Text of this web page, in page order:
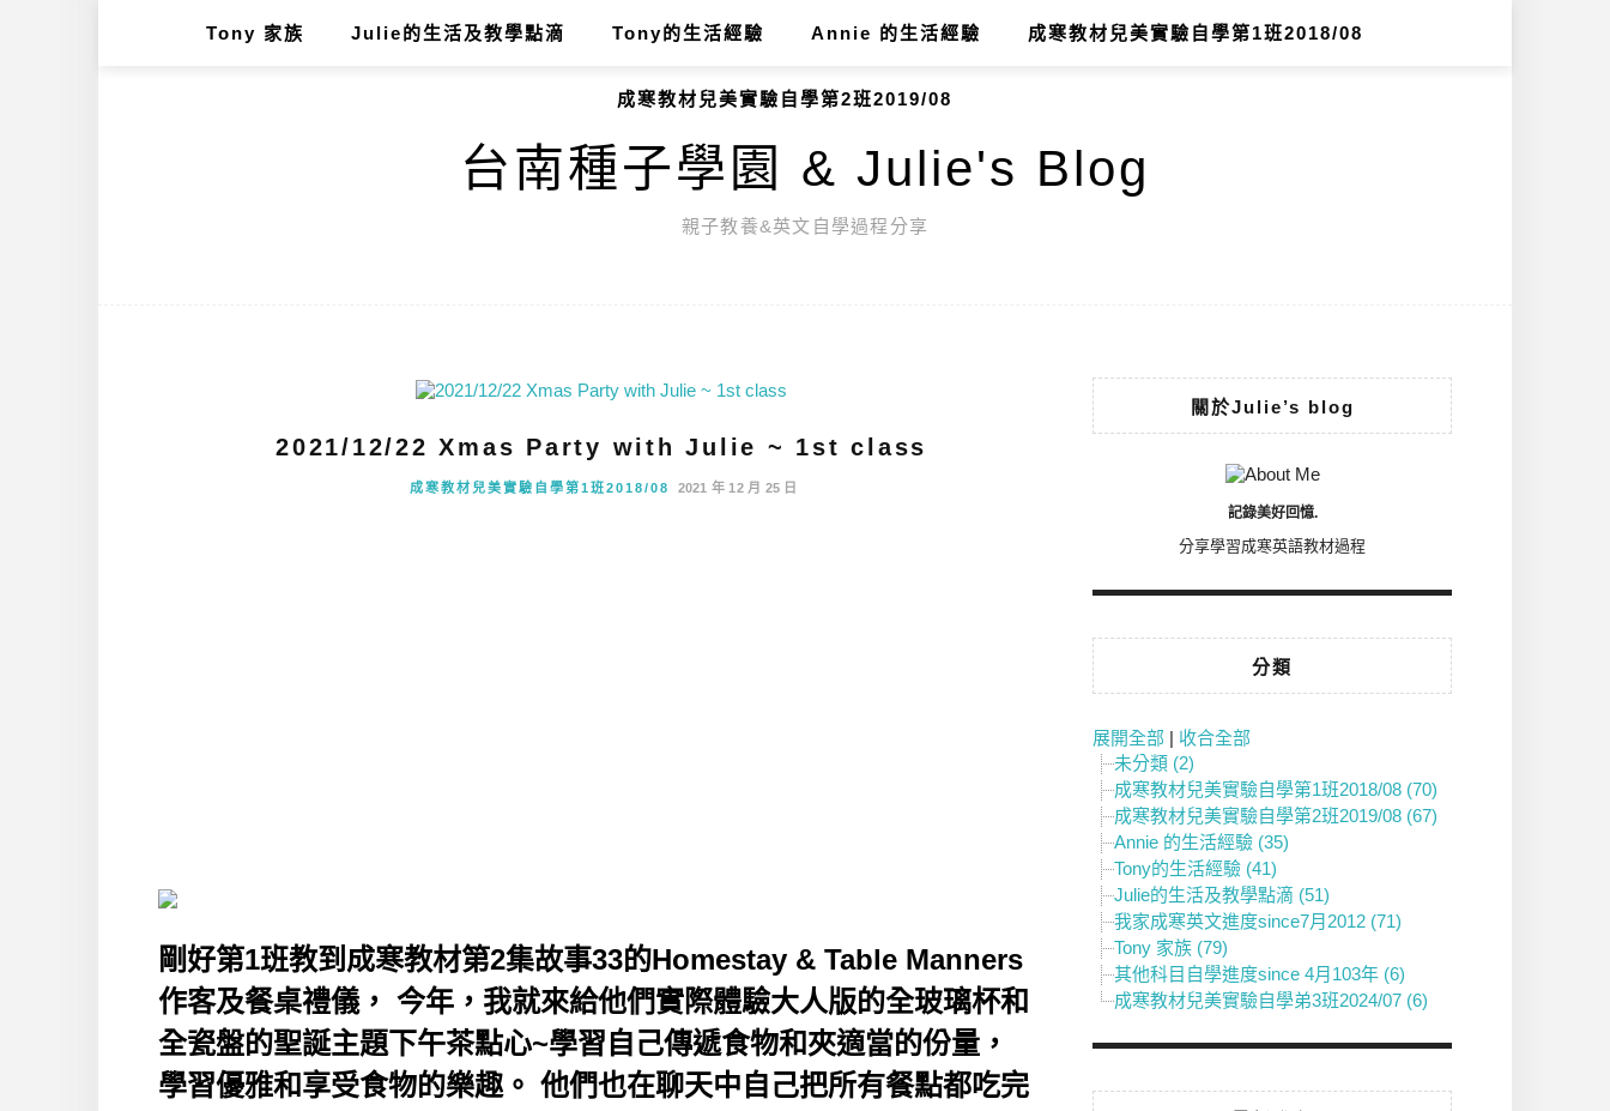
Tony 家族 Julie的生活及教學點滴 Tony的生活經驗 Annie 的生活經驗 成寒教材兒美實驗自學第1班2018/08
成寒教材兒美實驗自學第2班2019/08
台南種子學園 & Julie's Blog
親子教養&英文自學過程分享
2021/12/22 Xmas Party with Julie ~ 1st class
成寒教材兒美實驗自學第1班2018/08 2021 年 12 月 25 日
剛好第1班教到成寒教材第2集故事33的Homestay & Table Manners
作客及餐桌禮儀， 今年，我就來給他們實際體驗大人版的全玻璃杯和
全瓷盤的聖誕主題下午茶點心~學習自己傳遞食物和夾適當的份量，
學習優雅和享受食物的樂趣。 他們也在聊天中自己把所有餐點都吃完
關於Julie’s blog
記錄美好回憶.
分享學習成寒英語教材過程
分類
展開全部 | 收合全部
未分類 (2)
成寒教材兒美實驗自學第1班2018/08 (70)
成寒教材兒美實驗自學第2班2019/08 (67)
Annie 的生活經驗 (35)
Tony的生活經驗 (41)
Julie的生活及教學點滴 (51)
我家成寒英文進度since7月2012 (71)
Tony 家族 (79)
其他科目自學進度since 4月103年 (6)
成寒教材兒美實驗自學弟3班2024/07 (6)